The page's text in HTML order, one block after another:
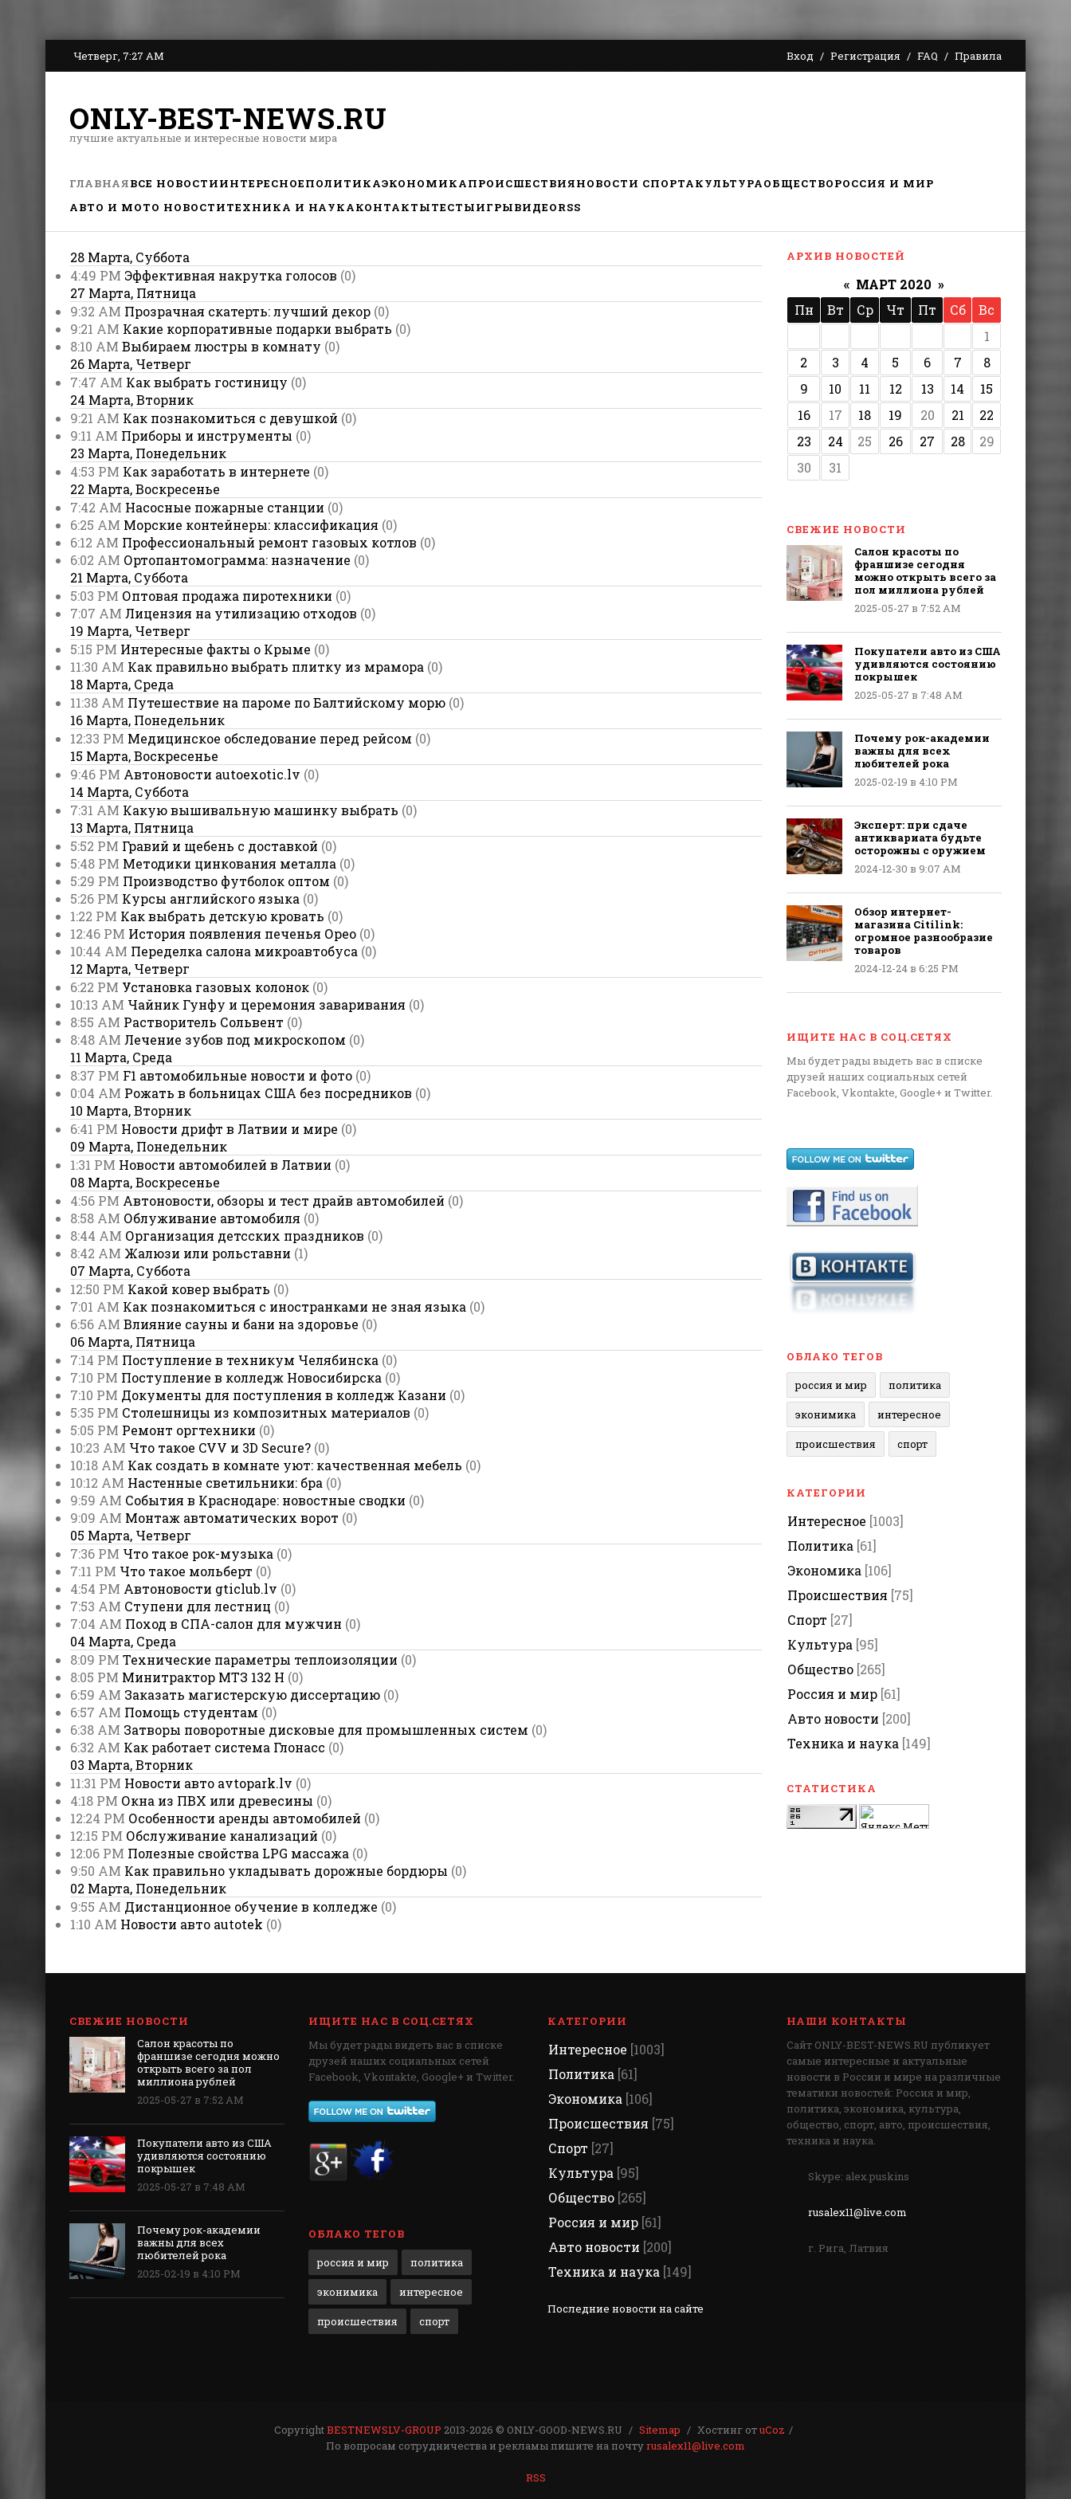
Четверг, 7:27 AM Вход Регистрация FAQ Правила
ONLY-BEST-NEWS.RU
лучшие актуальные и интересные новости мира
ГЛАВНАЯВСЕ НОВОСТИИНТЕРЕСНОЕПОЛИТИКАЭКОНОМИКАПРОИСШЕСТВИЯНОВОСТИ СПОРТАКУЛЬТУРАОБЩЕСТВОРОССИЯ И МИР
АВТО И МОТО НОВОСТИТЕХНИКА И НАУКАКОНТАКТЫТЕСТЫИГРЫВИДЕОRSS
28 Марта, Суббота
4:49 PM Эффективная накрутка голосов (0)
27 Марта, Пятница
9:32 AM Прозрачная скатерть: лучший декор (0)
9:21 AM Какие корпоративные подарки выбрать (0)
8:10 AM Выбираем люстры в комнату (0)
26 Марта, Четверг
7:47 AM Как выбрать гостиницу (0)
24 Марта, Вторник
9:21 AM Как познакомиться с девушкой (0)
9:11 AM Приборы и инструменты (0)
23 Марта, Понедельник
4:53 PM Как заработать в интернете (0)
22 Марта, Воскресенье
7:42 AM Насосные пожарные станции (0)
6:25 AM Морские контейнеры: классификация (0)
6:12 AM Профессиональный ремонт газовых котлов (0)
6:02 AM Ортопантомограмма: назначение (0)
21 Марта, Суббота
5:03 PM Оптовая продажа пиротехники (0)
7:07 AM Лицензия на утилизацию отходов (0)
19 Марта, Четверг
5:15 PM Интересные факты о Крыме (0)
11:30 AM Как правильно выбрать плитку из мрамора (0)
18 Марта, Среда
11:38 AM Путешествие на пароме по Балтийскому морю (0)
16 Марта, Понедельник
12:33 PM Медицинское обследование перед рейсом (0)
15 Марта, Воскресенье
9:46 PM Автоновости autoexotic.lv (0)
14 Марта, Суббота
7:31 AM Какую вышивальную машинку выбрать (0)
13 Марта, Пятница
5:52 PM Гравий и щебень с доставкой (0)
5:48 PM Методики цинкования металла (0)
5:29 PM Производство футболок оптом (0)
5:26 PM Курсы английского языка (0)
1:22 PM Как выбрать детскую кровать (0)
12:46 PM История появления печенья Орео (0)
10:44 AM Переделка салона микроавтобуса (0)
12 Марта, Четверг
6:22 PM Установка газовых колонок (0)
10:13 AM Чайник Гунфу и церемония заваривания (0)
8:55 AM Растворитель Сольвент (0)
8:48 AM Лечение зубов под микроскопом (0)
11 Марта, Среда
8:37 PM F1 автомобильные новости и фото (0)
0:04 AM Рожать в больницах США без посредников (0)
10 Марта, Вторник
6:41 PM Новости дрифт в Латвии и мире (0)
09 Марта, Понедельник
1:31 PM Новости автомобилей в Латвии (0)
08 Марта, Воскресенье
4:56 PM Автоновости, обзоры и тест драйв автомобилей (0)
8:58 AM Облуживание автомобиля (0)
8:44 AM Организация детсских праздников (0)
8:42 AM Жалюзи или рольставни (1)
07 Марта, Суббота
12:50 PM Какой ковер выбрать (0)
7:01 AM Как познакомиться с иностранками не зная языка (0)
6:56 AM Влияние сауны и бани на здоровье (0)
06 Марта, Пятница
7:14 PM Поступление в техникум Челябинска (0)
7:10 PM Поступление в колледж Новосибирска (0)
7:10 PM Документы для поступления в колледж Казани (0)
5:35 PM Столешницы из композитных материалов (0)
5:05 PM Ремонт оргтехники (0)
10:23 AM Что такое CVV и 3D Secure? (0)
10:18 AM Как создать в комнате уют: качественная мебель (0)
10:12 AM Настенные светильники: бра (0)
9:59 AM События в Краснодаре: новостные сводки (0)
9:09 AM Монтаж автоматических ворот (0)
05 Марта, Четверг
7:36 PM Что такое рок-музыка (0)
7:11 PM Что такое мольберт (0)
4:54 PM Автоновости gticlub.lv (0)
7:53 AM Ступени для лестниц (0)
7:04 AM Поход в СПА-салон для мужчин (0)
04 Марта, Среда
8:09 PM Технические параметры теплоизоляции (0)
8:05 PM Минитрактор МТЗ 132 Н (0)
6:59 AM Заказать магистерскую диссертацию (0)
6:57 AM Помощь студентам (0)
6:38 AM Затворы поворотные дисковые для промышленных систем (0)
6:32 AM Как работает система Глонасс (0)
03 Марта, Вторник
11:31 PM Новости авто avtopark.lv (0)
4:18 PM Окна из ПВХ или древесины (0)
12:24 PM Особенности аренды автомобилей (0)
12:15 PM Обслуживание канализаций (0)
12:06 PM Полезные свойства LPG массажа (0)
9:50 AM Как правильно укладывать дорожные бордюры (0)
02 Марта, Понедельник
9:55 AM Дистанционное обучение в колледже (0)
1:10 AM Новости авто autotek (0)
АРХИВ НОВОСТЕЙ
« МАРТ 2020 »
Пн
Вт Ср Чт Пт Сб
Вс
1
2
3 4 5 6 7
8
9
10 11 12 13 14
15
16
17 18 19 20 21
22
23
24 25 26 27 28
29
30
31
СВЕЖИЕ НОВОСТИ
Салон красоты по
франшизе сегодня
можно открыть всего за
пол миллиона рублей
2025-05-27 в 7:52 AM
Покупатели авто из США
удивляются состоянию
покрышек
2025-05-27 в 7:48 AM
Почему рок-академии
важны для всех
любителей рока
2025-02-19 в 4:10 PM
Эксперт: при сдаче
антиквариата будьте
осторожны с оружием
2024-12-30 в 9:07 AM
Обзор интернет-
магазина Citilink:
огромное разнообразие
товаров
2024-12-24 в 6:25 PM
ИЩИТЕ НАС В СОЦ.СЕТЯХ
Мы будет рады выдеть вас в списке
друзей наших социальных сетей
Facebook, Vkontakte, Google+ и Twitter.
ОБЛАКО ТЕГОВ
россия и мир
политика
эконимика интересное
происшествия спорт
КАТЕГОРИИ
Интересное [1003]
Политика [61]
Экономика [106]
Происшествия [75]
Спорт [27]
Культура [95]
Общество [265]
Россия и мир [61]
Авто новости [200]
Техника и наука [149]
СТАТИСТИКА
СВЕЖИЕ НОВОСТИ
Салон красоты по
франшизе сегодня можно
открыть всего за пол
миллиона рублей
2025-05-27 в 7:52 AM
Покупатели авто из США
удивляются состоянию
покрышек
2025-05-27 в 7:48 AM
Почему рок-академии
важны для всех
любителей рока
2025-02-19 в 4:10 PM
ИЩИТЕ НАС В СОЦ.СЕТЯХ
Мы будет рады видеть вас в списке
друзей наших социальных сетей
Facebook, Vkontakte, Google+ и Twitter.
ОБЛАКО ТЕГОВ
россия и мир
политика
эконимика интересное
происшествия спорт
КАТЕГОРИИ
Интересное [1003]
Политика [61]
Экономика [106]
Происшествия [75]
Спорт [27]
Культура [95]
Общество [265]
Россия и мир [61]
Авто новости [200]
Техника и наука [149]
Последние новости на сайте
НАШИ КОНТАКТЫ
Сайт ONLY-BEST-NEWS.RU публикует
самые интересные и актуальные
новости в России и мире на различные
тематики новостей: Россия и мир,
политика, экономика, культура,
общество, спорт, авто, происшествия,
техника и наука.
Skype: alex.puskins
rusalex11@live.com
г. Рига, Латвия
CopyrightBESTNEWSLV-GROUP2013-2026 © ONLY-GOOD-NEWS.RU Sitemap Хостинг отuCoz
По вопросам сотрудничества и рекламы пишите на почтуrusalex11@live.com
RSS